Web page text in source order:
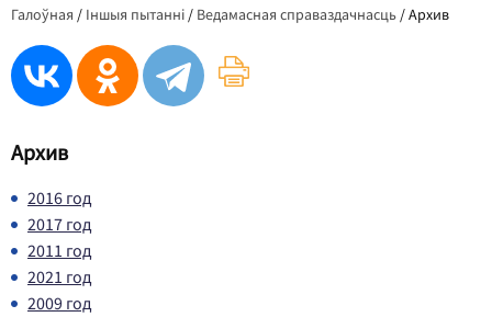
Галоўная / Іншыя пытанні / Ведамасная справаздачнасць /Архив
Архив
2016 год
2017 год
2011 год
2021 год
2009 год